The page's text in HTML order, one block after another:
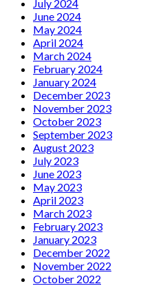
July 2024
June 2024
May 2024
April 2024
March 2024
February 2024
January 2024
December 2023
November 2023
October 2023
September 2023
August 2023
July 2023
June 2023
May 2023
April 2023
March 2023
February 2023
January 2023
December 2022
November 2022
October 2022